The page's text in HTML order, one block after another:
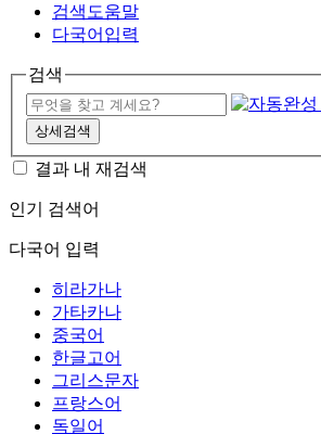
검색도움말
다국어입력
검색
상세검색
결과 내 재검색
인기 검색어
다국어 입력
히라가나
가타카나
중국어
한글고어
그리스문자
프랑스어
독일어